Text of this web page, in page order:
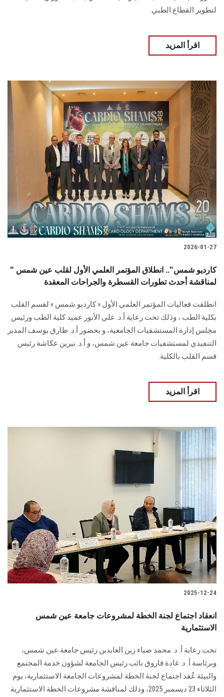
لتطوير القطاع الطبي.
اقرأ المزيد
2026-01-27
" كارديو شمس".. انطلاق المؤتمر العلمي الأول لقلب عين شمس
لمناقشة أحدث تطورات القسطرة والجراحات المعقدة
انطلقت فعاليات المؤتمر العلمي الأول « كارديو شمس » لقسم القلب
بكلية الطب ، وذلك تحت رعاية أ.د. علي الأنور عميد كلية الطب ورئيس
مجلس إدارة المستشفيات الجامعية، و بحضور أ.د. طارق يوسف المدير
التنفيذي لمستشفيات جامعة عين شمس، و أ.د. نيرين عكاشة رئيس
قسم القلب بالكلية.
اقرأ المزيد
2025-12-24
انعقاد اجتماع لجنة الخطة لمشروعات جامعة عين شمس
الاستثمارية
تحت رعاية أ. د. محمد ضياء زين العابدين رئيس جامعة عين شمس،
وبرئاسة أ. د. غادة فاروق نائب رئيس الجامعة لشؤون خدمة المجتمع
والبيئة عُقد اجتماع لجنة الخطة لمشروعات الجامعة الاستثمارية، يوم
الثلاثاء 23 ديسمبر 2025، وذلك لمناقشة مشروعات الخطة الاستثمارية